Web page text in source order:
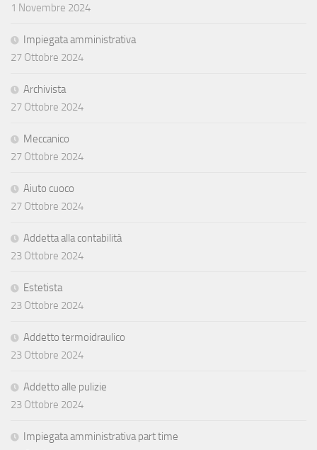
1 Novembre 2024
Impiegata amministrativa
27 Ottobre 2024
Archivista
27 Ottobre 2024
Meccanico
27 Ottobre 2024
Aiuto cuoco
27 Ottobre 2024
Addetta alla contabilità
23 Ottobre 2024
Estetista
23 Ottobre 2024
Addetto termoidraulico
23 Ottobre 2024
Addetto alle pulizie
23 Ottobre 2024
Impiegata amministrativa part time